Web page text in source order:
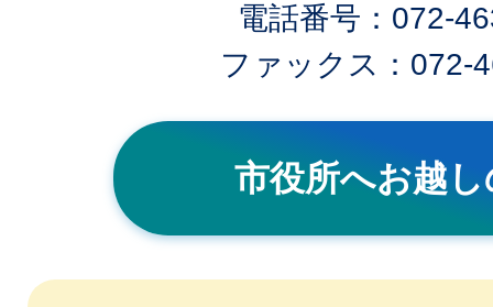
電話番号：072-
ファックス：072-
市役所へお越